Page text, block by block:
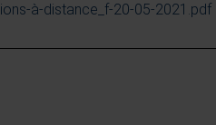
à-distance_f-20-05-2021.pdf